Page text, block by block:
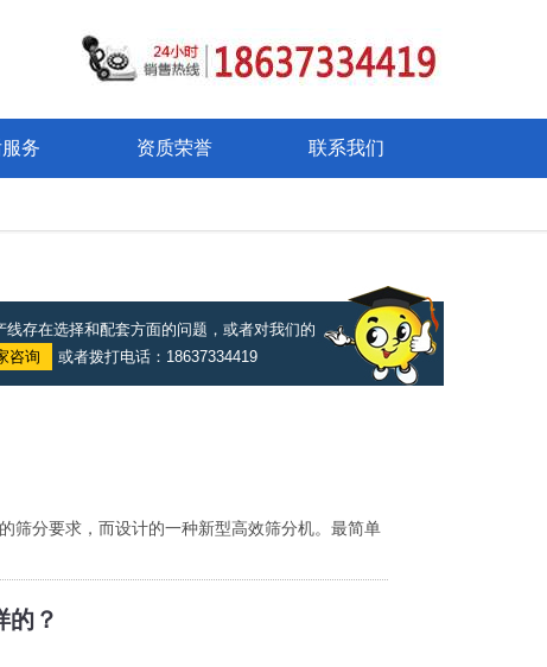
务 资质荣誉 联系我们
存在选择和配套方面的问题，或者对我们的
咨询 或者拨打电话：18637334419
筛分要求，而设计的一种新型高效筛分机。最简单
的？